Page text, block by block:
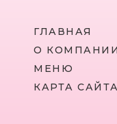
ГЛАВНАЯ
О КОМПАНИИ
КАРТА САЙТА
МЕНЮ